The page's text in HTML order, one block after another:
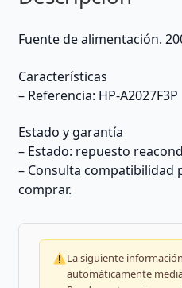
Fuente de alimentación.
Características
– Referencia: HP-A2027F3P
Estado y garantía
– Estado: repuesto
– Consulta compatibilidad
comprar.
La siguiente
automáticamente